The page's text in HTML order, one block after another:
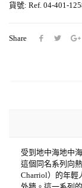
貨號: Ref. 04-401-
Share
受到地中海地中
這個同名系列向
Charriol）的年輕